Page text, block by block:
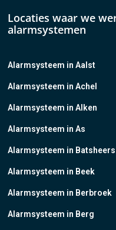
Locaties waar we
alarmsystemen
Alarmsysteem in Aalst
Alarmsysteem in Achel
Alarmsysteem in Alken
Alarmsysteem in As
Alarmsysteem in Batsheers
Alarmsysteem in Beek
Alarmsysteem in Berbroek
Alarmsysteem in Berg